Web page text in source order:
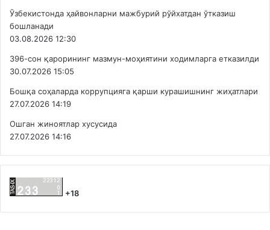
Ўзбекистонда ҳайвонларни мажбурий рўйхатдан ўтказиш
бошланади
03.08.2026 12:30
396-сон қарорининг мазмун-моҳиятини ходимларга етказилди
30.07.2026 15:05
Бошқа соҳаларда коррупцияга қарши курашишнинг жиҳатлари
27.07.2026 14:19
Ошган жиноятлар хусусида
27.07.2026 14:16
+18